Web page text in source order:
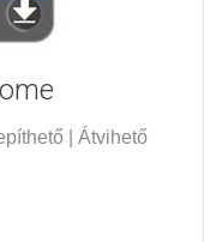
| Átvihető